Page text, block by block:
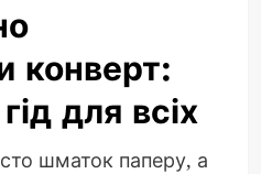
конверт:
для всіх
шматок паперу, а